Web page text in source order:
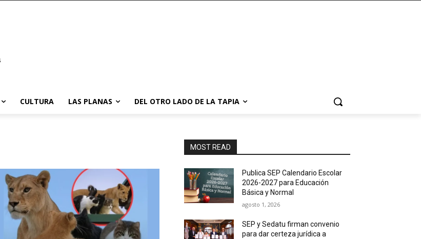
CULTURA LAS PLANAS DEL OTRO LADO DE LA TAPIA
MOST READ
Publica SEP Calendario Escolar
2026-2027 para Educación
Básica y Normal
agosto 1, 2026
SEP y Sedatu firman convenio
para dar certeza jurídica a